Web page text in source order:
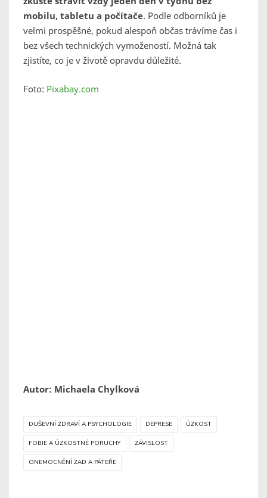
mobilu, tabletu a počítače. Podle odborníků je
velmi prospěšné, pokud alespoň občas trávíme čas i
bez všech technických vymožeností. Možná tak
zjistíte, co je v životě opravdu důležité.
Foto: Pixabay.com
Autor: Michaela Chylková
DUŠEVNÍ ZDRAVÍ A PSYCHOLOGIE DEPRESE ÚZKOST
FOBIE A ÚZKOSTNÉ PORUCHY ZÁVISLOST
ONEMOCNĚNÍ ZAD A PÁTEŘE